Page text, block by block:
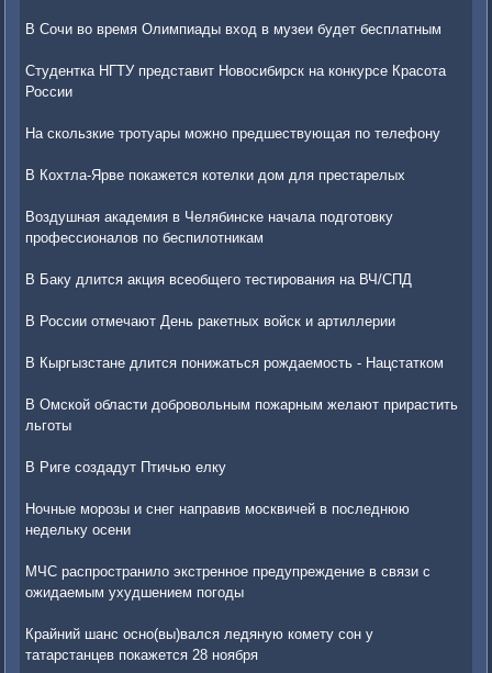
В Сочи во время Олимпиады вход в музеи будет бесплатным
Студентка НГТУ представит Новосибирск на конкурсе Красота
России
На скользкие тротуары можно предшествующая по телефону
В Кохтла-Ярве покажется котелки дом для престарелых
Воздушная академия в Челябинске начала подготовку
профессионалов по беспилотникам
В Баку длится акция всеобщего тестирования на ВЧ/СПД
В России отмечают День ракетных войск и артиллерии
В Кыргызстане длится понижаться рождаемость - Нацстатком
В Омской области добровольным пожарным желают прирастить
льготы
В Риге создадут Птичью елку
Ночные морозы и снег направив москвичей в последнюю
недельку осени
МЧС распространило экстренное предупреждение в связи с
ожидаемым ухудшением погоды
Крайний шанс осно(вы)вался ледяную комету сон у
татарстанцев покажется 28 ноября